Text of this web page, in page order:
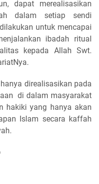
dapat merealisasikan
dalam setiap sendi
untuk mencapai
ibadah ritual
kepada Allah Swt.
direalisasikan pada
di dalam masyarakat
hakiki yang hanya akan
Islam secara kaffah